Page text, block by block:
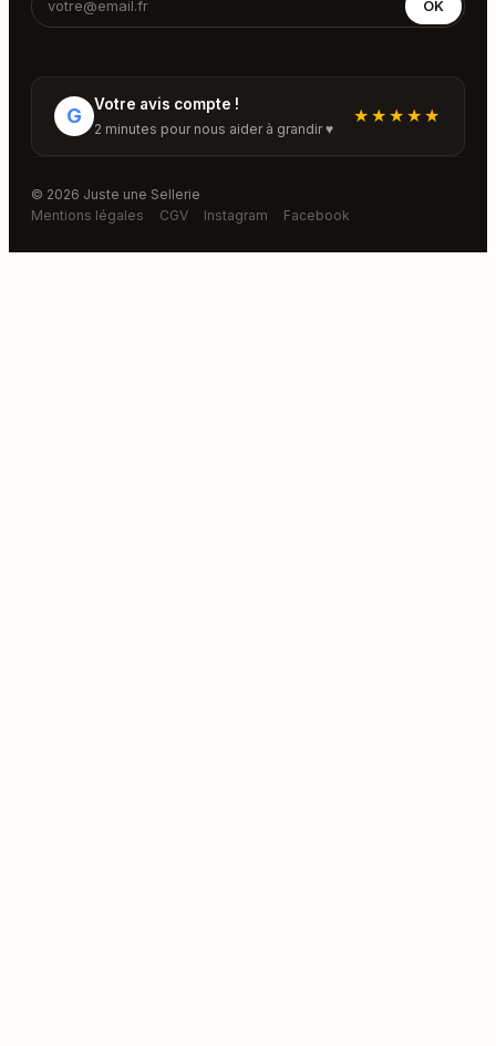
OK
G Votre avis compte !
2 minutes pour nous aider à grandir ♥
★★★★★
© 2026 Juste une Sellerie
Mentions légales
CGV Instagram Facebook